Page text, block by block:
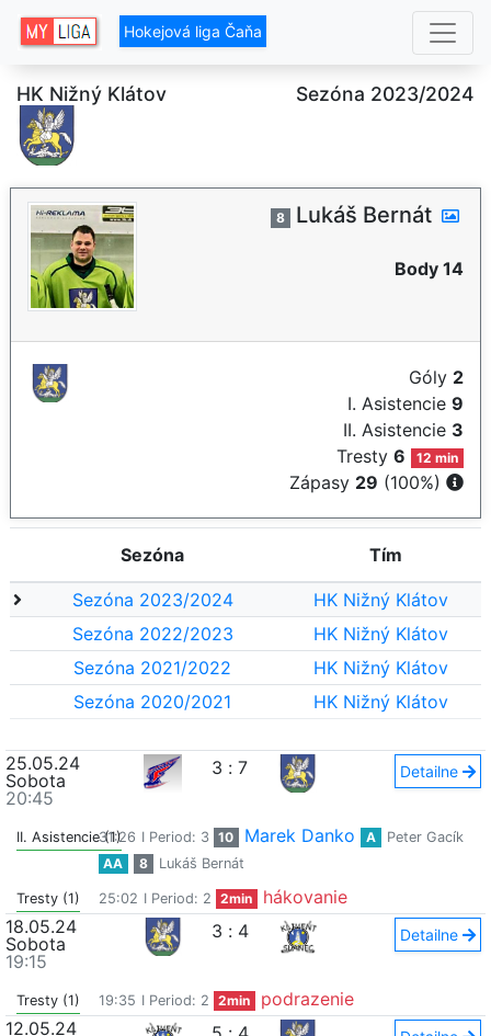
Hokejová liga Čaňa
HK Nižný Klátov Sezóna 2023/2024
8 Lukáš Bernát
Body 14
Góly 2
I. Asistencie 9
II. Asistencie 3
Tresty6 12 min
Zápasy 29 (100%)
Sezóna Tím
Sezóna 2023/2024
HK Nižný Klátov
Sezóna 2022/2023
HK Nižný Klátov
Sezóna 2021/2022
HK Nižný Klátov
Sezóna 2020/2021
HK Nižný Klátov
25.05.24
Sobota
20:45
3 : 7 Detailne
II. Asistencie (1)
31:26 I Period: 3 10 Marek Danko A
Peter Gacík
AA
8 Lukáš Bernát
Tresty (1) 25:02 I Period: 2 2min
hákovanie
18.05.24
Sobota
19:15
3 : 4 Detailne
Tresty (1) 19:35 I Period: 2 2min
podrazenie
12.05.24